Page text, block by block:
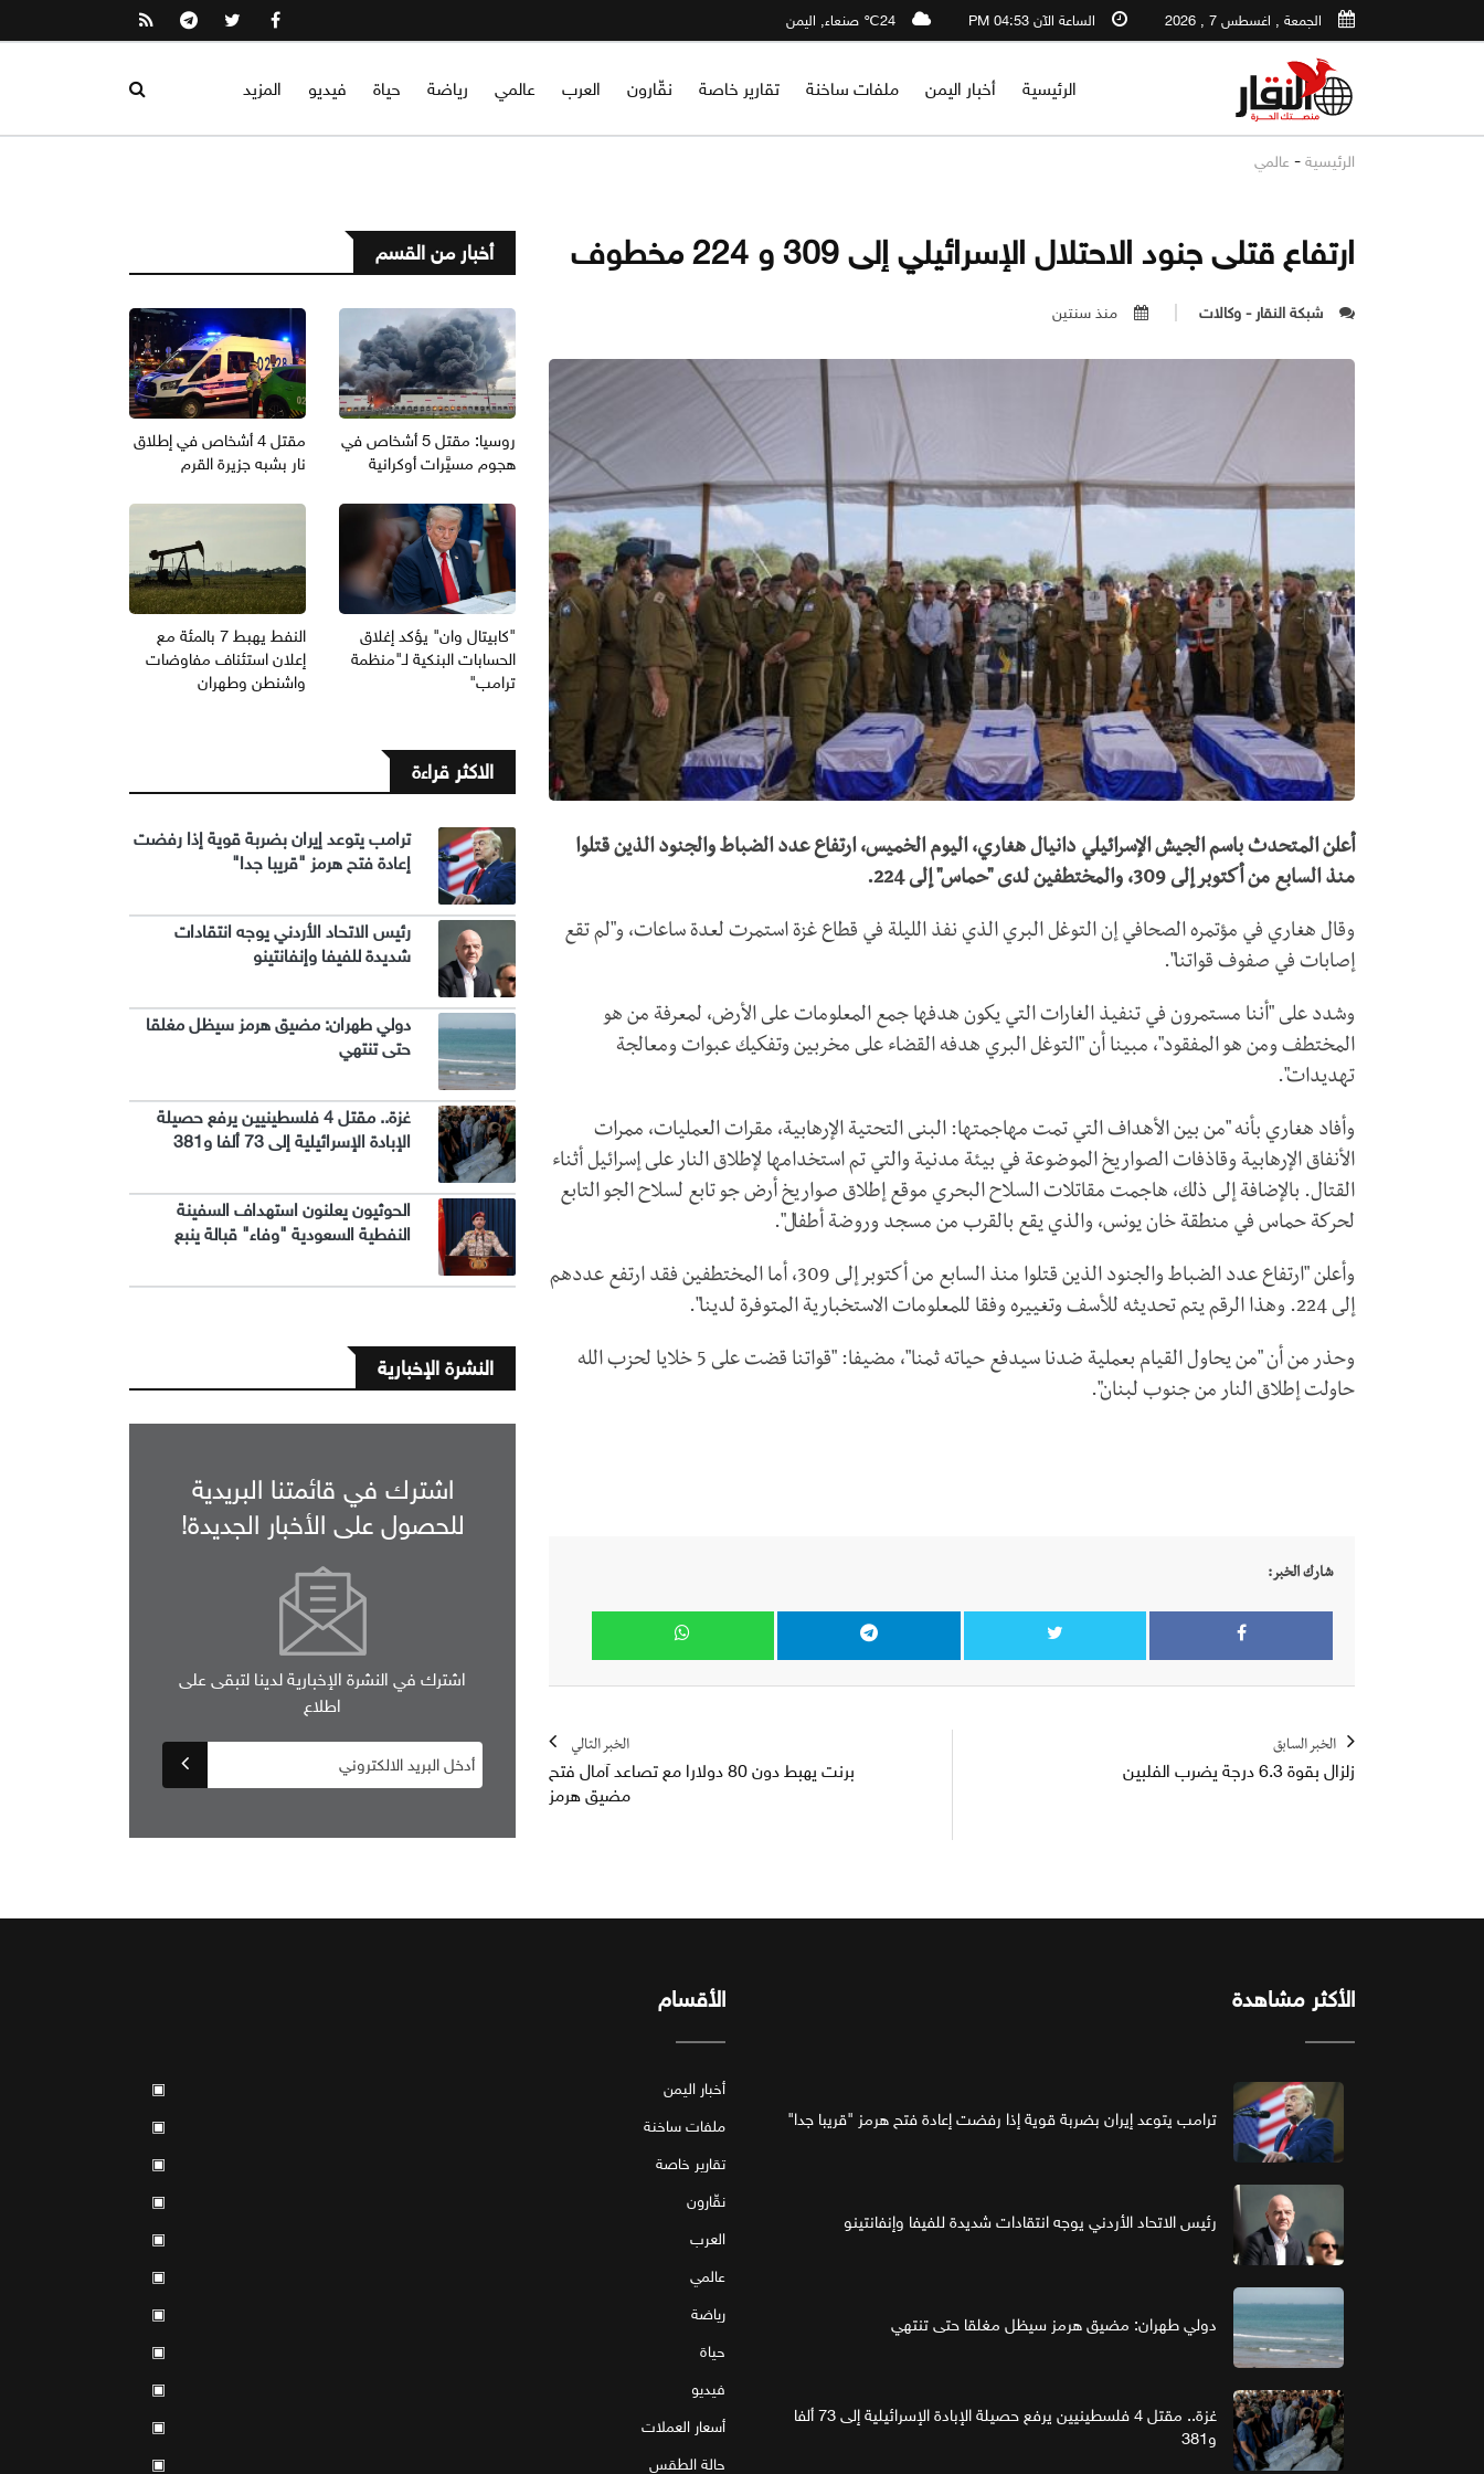
الجمعة , اغسطس 7 , 2026 الساعة الآن 04:53 PM 24℃ صنعاء, اليمن
الرئيسية أخبار اليمن ملفات ساخنة تقارير خاصة نقّارون العرب عالمي رياضة حياة فيديو المزيد
الرئيسية - عالمي
ارتفاع قتلى جنود الاحتلال الإسرائيلي إلى 309 و 224 مخطوف
شبكة النقار - وكالات منذ سنتين
أعلن المتحدث باسم الجيش الإسرائيلي دانيال هغاري، اليوم الخميس، ارتفاع عدد الضباط والجنود الذين قتلوا
منذ السابع من أكتوبر إلى 309، والمختطفين لدى "حماس" إلى 224.
وقال هغاري في مؤتمره الصحافي إن التوغل البري الذي نفذ الليلة في قطاع غزة استمرت لعدة ساعات، و"لم تقع
إصابات في صفوف قواتنا".
وشدد على "أننا مستمرون في تنفيذ الغارات التي يكون هدفها جمع المعلومات على الأرض، لمعرفة من هو
المختطف ومن هو المفقود"، مبينا أن "التوغل البري هدفه القضاء على مخربين وتفكيك عبوات ومعالجة
تهديدات".
وأفاد هغاري بأنه "من بين الأهداف التي تمت مهاجمتها: البنى التحتية الإرهابية، مقرات العمليات، ممرات
الأنفاق الإرهابية وقاذفات الصواريخ الموضوعة في بيئة مدنية والتي تم استخدامها لإطلاق النار على إسرائيل أثناء
القتال. بالإضافة إلى ذلك، هاجمت مقاتلات السلاح البحري موقع إطلاق صواريخ أرض جو تابع لسلاح الجو التابع
لحركة حماس في منطقة خان يونس، والذي يقع بالقرب من مسجد وروضة أطفال".
وأعلن "ارتفاع عدد الضباط والجنود الذين قتلوا منذ السابع من أكتوبر إلى 309، أما المختطفين فقد ارتفع عددهم
إلى 224. وهذا الرقم يتم تحديثه للأسف وتغييره وفقا للمعلومات الاستخبارية المتوفرة لدينا".
وحذر من أن "من يحاول القيام بعملية ضدنا سيدفع حياته ثمنا"، مضيفا: "قواتنا قضت على 5 خلايا لحزب الله
حاولت إطلاق النار من جنوب لبنان".
شارك الخبر:
الخبر السابق
زلزال بقوة 6.3 درجة يضرب الفلبين
الخبر التالي
برنت يهبط دون 80 دولارا مع تصاعد آمال فتح
مضيق هرمز
أخبار من القسم
روسيا: مقتل 5 أشخاص في
هجوم مسيَّرات أوكرانية
مقتل 4 أشخاص في إطلاق
نار بشبه جزيرة القرم
"كابيتال وان" يؤكد إغلاق
الحسابات البنكية لـ"منظمة
ترامب"
النفط يهبط 7 بالمئة مع
إعلان استئناف مفاوضات
واشنطن وطهران
الاكثر قراءة
ترامب يتوعد إيران بضربة قوية إذا رفضت
إعادة فتح هرمز "قريبا جدا"
رئيس الاتحاد الأردني يوجه انتقادات
شديدة للفيفا وإنفانتينو
دولي طهران: مضيق هرمز سيظل مغلقا
حتى تنتهي
غزة.. مقتل 4 فلسطينيين يرفع حصيلة
الإبادة الإسرائيلية إلى 73 ألفا و381
الحوثيون يعلنون استهداف السفينة
النفطية السعودية "وفاء" قبالة ينبع
النشرة الإخبارية
اشترك في قائمتنا البريدية
للحصول على الأخبار الجديدة!
اشترك في النشرة الإخبارية لدينا لتبقى على
اطلاع
الأكثر مشاهدة
ترامب يتوعد إيران بضربة قوية إذا رفضت إعادة فتح هرمز "قريبا جدا"
رئيس الاتحاد الأردني يوجه انتقادات شديدة للفيفا وإنفانتينو
دولي طهران: مضيق هرمز سيظل مغلقا حتى تنتهي
غزة.. مقتل 4 فلسطينيين يرفع حصيلة الإبادة الإسرائيلية إلى 73 ألفا
و381
الأقسام
أخبار اليمن
▣
ملفات ساخنة
▣
تقارير خاصة
▣
نقّارون
▣
العرب
▣
عالمي
▣
رياضة
▣
حياة
▣
فيديو
▣
أسعار العملات
▣
حالة الطقس
▣